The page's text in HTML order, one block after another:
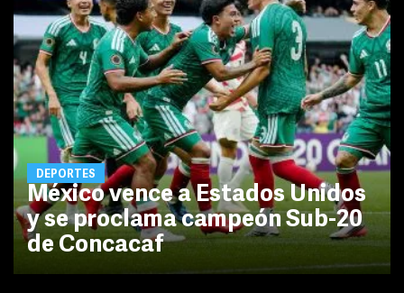
DEPORTES
México vence a Estados Unidos
y se proclama campeón Sub-20
de Concacaf